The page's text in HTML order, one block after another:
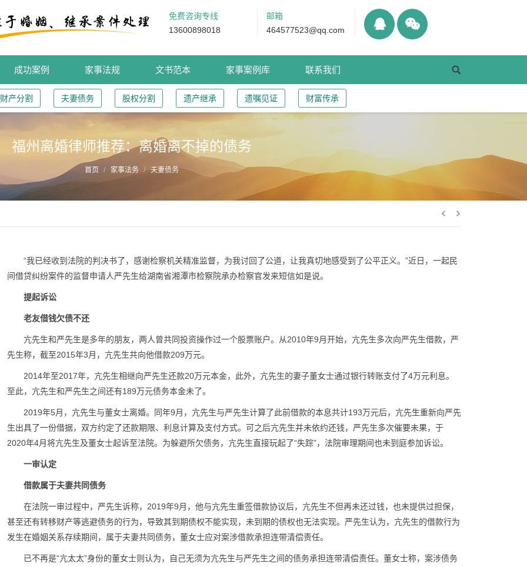
免费咨询专线
13600898018
邮箱
464577523@qq.com
成功案例 家事法规 文书范本 家事案例库 联系我们
财产分割 夫妻债务 股权分割 遗产继承 遗嘱见证 财富传承
福州离婚律师推荐：离婚离不掉的债务
首页 家事法务 夫妻债务
“我已经收到法院的判决书了，感谢检察机关精准监督，为我讨回了公道，让我真切地感受到了公平正义。”近日，一起民
间借贷纠纷案件的监督申请人严先生给湖南省湘潭市检察院承办检察官发来短信如是说。
提起诉讼
老友借钱欠债不还
亢先生和严先生是多年的朋友，两人曾共同投资操作过一个股票账户。从2010年9月开始，亢先生多次向严先生借款，严
先生称，截至2015年3月，亢先生共向他借款209万元。
2014年至2017年，亢先生相继向严先生还款20万元本金，此外，亢先生的妻子董女士通过银行转账支付了4万元利息。
至此，亢先生和严先生之间还有189万元债务本金未了。
2019年5月，亢先生与董女士离婚。同年9月，亢先生与严先生计算了此前借款的本息共计193万元后，亢先生重新向严先
生出具了一份借据，双方约定了还款期限、利息计算及支付方式。可之后亢先生并未依约还钱，严先生多次催要未果，于
2020年4月将亢先生及董女士起诉至法院。为躲避所欠债务，亢先生直接玩起了“失踪”，法院审理期间也未到庭参加诉讼。
一审认定
借款属于夫妻共同债务
在法院一审过程中，严先生诉称，2019年9月，他与亢先生重签借款协议后，亢先生不但再未还过钱，也未提供过担保，
甚至还有转移财产等逃避债务的行为，导致其到期债权不能实现，未到期的债权也无法实现。严先生认为，亢先生的借款行为
发生在婚姻关系存续期间，属于夫妻共同债务，董女士应对案涉借款承担连带清偿责任。
已不再是“亢太太”身份的董女士则认为，自己无须为亢先生与严先生之间的债务承担连带清偿责任。董女士称，案涉债务